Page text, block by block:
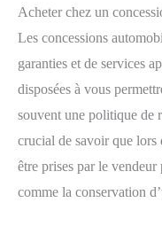
Acheter chez un
Les concessions
garanties et de services
disposées à vous
souvent une politique de
crucial de savoir que lors
être prises par le vendeur
comme la conservation